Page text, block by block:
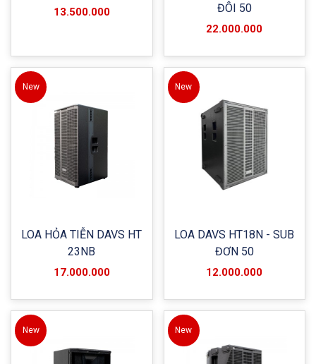
13.500.000
ĐÔI 50
22.000.000
New
LOA HỎA TIỄN DAVS HT
23NB
17.000.000
New
LOA DAVS HT18N - SUB
ĐƠN 50
12.000.000
New New